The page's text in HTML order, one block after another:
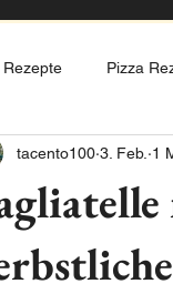
Rezepte Pizza
Aktuelles,
tacento100 3. Feb. 1